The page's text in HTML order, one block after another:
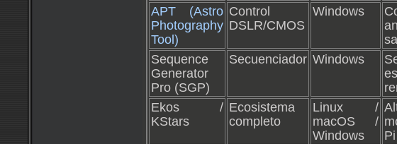
APT (Astro
Photography
Tool)
Control
DSLR/CMOS
Windows
Sequence
Generator
Pro (SGP)
Secuenciador Windows
Ekos /
KStars
Ecosistema
completo
Linux /
macOS /
Windows